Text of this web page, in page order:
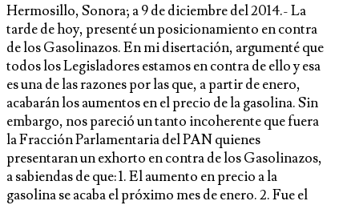
Hermosillo, Sonora; a 9 de diciembre del 2014.- La
tarde de hoy, presenté un posicionamiento en contra
de los Gasolinazos. En mi disertación, argumenté que
todos los Legisladores estamos en contra de ello y esa
es una de las razones por las que, a partir de enero,
acabarán los aumentos en el precio de la gasolina. Sin
embargo, nos pareció un tanto incoherente que fuera
la Fracción Parlamentaria del PAN quienes
presentaran un exhorto en contra de los Gasolinazos,
a sabiendas de que: 1. El aumento en precio a la
gasolina se acaba el próximo mes de enero. 2. Fue el